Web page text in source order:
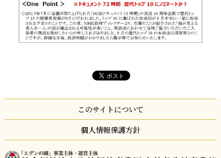
このサイトについて
個人情報保護方針